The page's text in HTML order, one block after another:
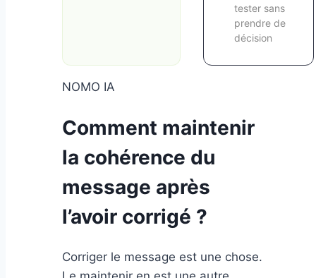
tester sans
prendre de
décision
NOMO IA
Comment maintenir
la cohérence du
message après
l’avoir corrigé ?
Corriger le message est une chose.